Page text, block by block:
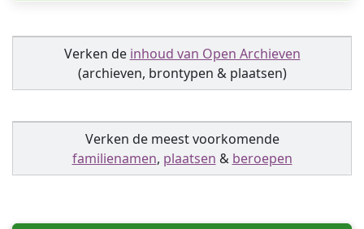
Verken de inhoud van Open Archieven
(archieven, brontypen & plaatsen)
Verken de meest voorkomende
familienamen, plaatsen & beroepen